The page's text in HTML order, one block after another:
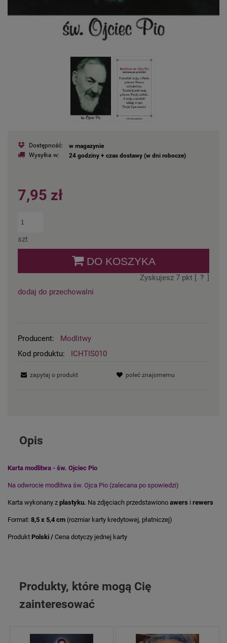
Dostępność:
w magazynie
Wysyłka w:
24 godziny + czas dostawy (w dni robocze)
7,95 zł
szt
DO KOSZYKA
Zyskujesz 7 pkt [ ? ]
dodaj do przechowalni
Producent:
Modlitwy
Kod produktu:
ICHTIS010
zapytaj o produkt poleć znajomemu
Opis
Karta modlitwa - św. Ojciec Pio
Na odwrocie modlitwa św. Ojca Pio (zalecana po spowiedzi)
Karta wykonany z plastyku. Na zdjęciach przedstawiono awers i rewers
Format: 8,5 x 5,4 cm (rozmiar karty kredytowej, płatniczej)
Produkt Polski / Cena dotyczy jednej karty
Produkty, które mogą Cię
zainteresować